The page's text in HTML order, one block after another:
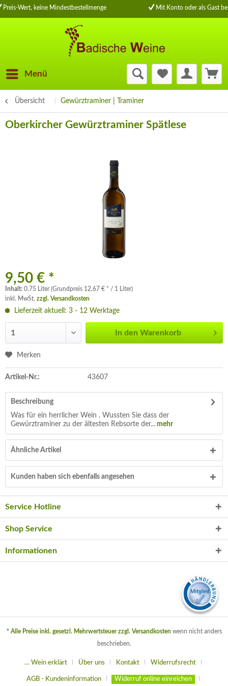
Preis-Wert, keine Mindestbestellmenge Mit Konto oder als Gast
Menü
Übersicht Gewürztraminer | Traminer
Oberkircher Gewürztraminer Spätlese
9,50 € *
Inhalt: 0.75 Liter (Grundpreis 12,67 € * / 1 Liter)
inkl. MwSt. zzgl. Versandkosten
Lieferzeit aktuell: 3 - 12 Werktage
In den Warenkorb
Merken
Artikel-Nr.: 43607
Beschreibung
Was für ein herrlicher Wein . Wussten Sie dass der
Gewürztraminer zu der ältesten Rebsorte der... mehr
Ähnliche Artikel
Kunden haben sich ebenfalls angesehen
Service Hotline
Shop Service
Informationen
* Alle Preise inkl. gesetzl. Mehrwertsteuer zzgl. Versandkostenwenn nicht anders
beschrieben.
… Wein erklärt Über uns Kontakt Widerrufsrecht
AGB - Kundeninformation Widerruf online einreichen